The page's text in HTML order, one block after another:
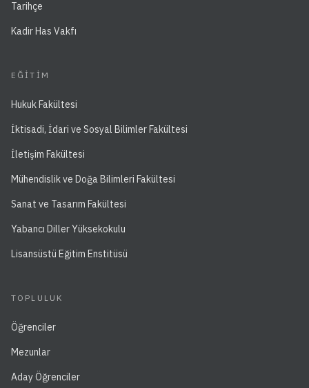
Tarihçe
Kadir Has Vakfı
EĞITIM
Hukuk Fakültesi
İktisadi, İdari ve Sosyal Bilimler Fakültesi
İletişim Fakültesi
Mühendislik ve Doğa Bilimleri Fakültesi
Sanat ve Tasarım Fakültesi
Yabancı Diller Yüksekokulu
Lisansüstü Eğitim Enstitüsü
TOPLULUK
Öğrenciler
Mezunlar
Aday Öğrenciler